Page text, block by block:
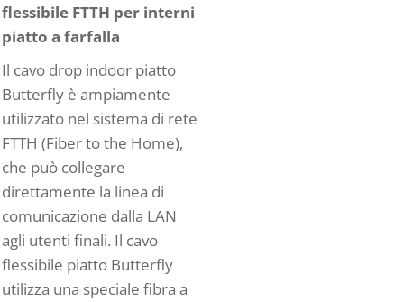
flessibile FTTH per interni
piatto a farfalla
Il cavo drop indoor piatto
Butterfly è ampiamente
utilizzato nel sistema di rete
FTTH (Fiber to the Home),
che può collegare
direttamente la linea di
comunicazione dalla LAN
agli utenti finali. Il cavo
flessibile piatto Butterfly
utilizza una speciale fibra a